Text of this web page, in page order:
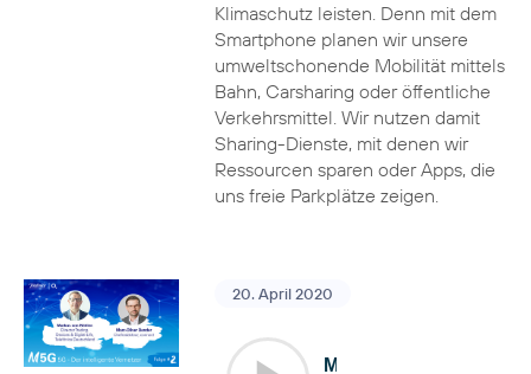
Klimaschutz leisten. Denn mit dem
Smartphone planen wir unsere
umweltschonende Mobilität mittels
Bahn, Carsharing oder öffentliche
Verkehrsmittel. Wir nutzen damit
Sharing-Dienste, mit denen wir
Ressourcen sparen oder Apps, die
uns freie Parkplätze zeigen.
20. April 2020